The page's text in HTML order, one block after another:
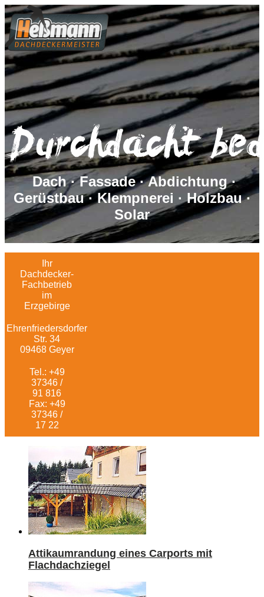
Dach · Fassade · Abdichtung ·
Gerüstbau · Klempnerei · Holzbau ·
Solar
Ihr
Dachdecker-
Fachbetrieb
im
Erzgebirge
Ehrenfriedersdorfer
Str. 34
09468 Geyer
Tel.: +49
37346 /
91 816
Fax: +49
37346 /
17 22
Attikaumrandung eines Carports mit
Flachdachziegel